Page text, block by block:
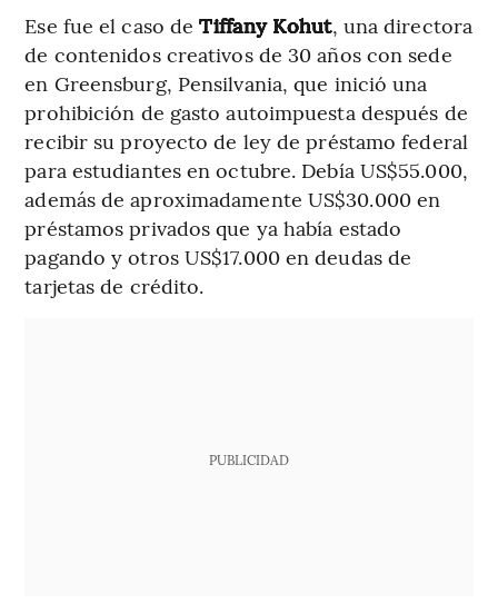
Ese fue el caso de Tiffany Kohut, una directora
de contenidos creativos de 30 años con sede
en Greensburg, Pensilvania, que inició una
prohibición de gasto autoimpuesta después de
recibir su proyecto de ley de préstamo federal
para estudiantes en octubre. Debía US$55.000,
además de aproximadamente US$30.000 en
préstamos privados que ya había estado
pagando y otros US$17.000 en deudas de
tarjetas de crédito.
PUBLICIDAD